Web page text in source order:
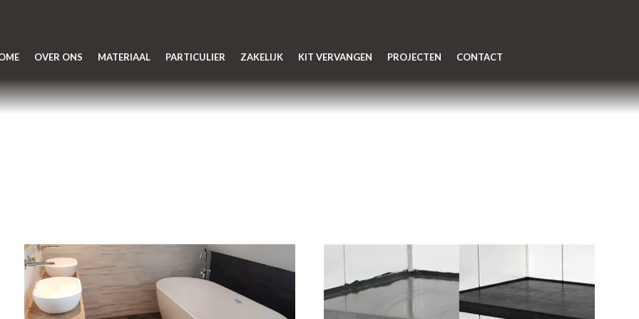
OVER ONS MATERIAAL PARTICULIER ZAKELIJK KIT VERVANGEN PROJECTEN CONTACT